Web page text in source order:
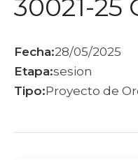
30021-25
Fecha:28/05/2025
Etapa:sesion
Tipo:Proyecto de